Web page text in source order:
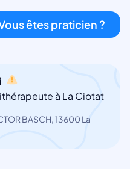
êtes praticien ?
à La Ciotat
BASCH, 13600 La